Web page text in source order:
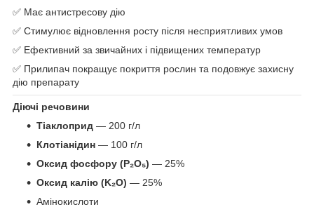
✅ Має антистресову дію
✅ Стимулює відновлення росту після несприятливих умов
✅ Ефективний за звичайних і підвищених температур
✅ Прилипач покращує покриття рослин та подовжує захисну
дію препарату
Діючі речовини
Тіаклоприд — 200 г/л
Клотіанідин — 100 г/л
Оксид фосфору (P₂O₅) — 25%
Оксид калію (K₂O) — 25%
Амінокислоти